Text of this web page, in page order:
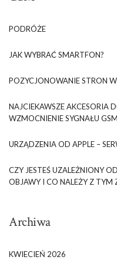
PODRÓŻE
JAK WYBRAĆ SMARTFON?
POZYCJONOWANIE STRON
NAJCIEKAWSZE AKCESORIA
WZMOCNIENIE SYGNAŁU GSM
URZĄDZENIA OD APPLE –
CZY JESTEŚ UZALEŻNIONY
OBJAWY I CO NALEŻY Z TYM
Archiwa
KWIECIEŃ 2026